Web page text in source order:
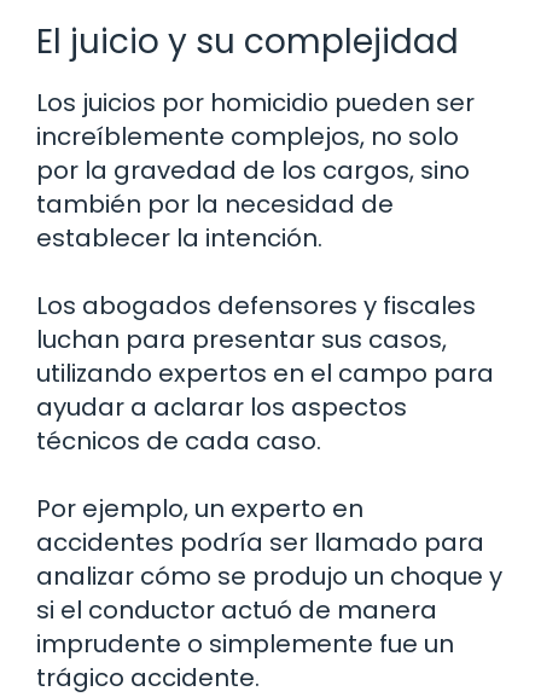
El juicio y su complejidad
Los juicios por homicidio pueden ser
increíblemente complejos, no solo
por la gravedad de los cargos, sino
también por la necesidad de
establecer la intención.
Los abogados defensores y fiscales
luchan para presentar sus casos,
utilizando expertos en el campo para
ayudar a aclarar los aspectos
técnicos de cada caso.
Por ejemplo, un experto en
accidentes podría ser llamado para
analizar cómo se produjo un choque y
si el conductor actuó de manera
imprudente o simplemente fue un
trágico accidente.